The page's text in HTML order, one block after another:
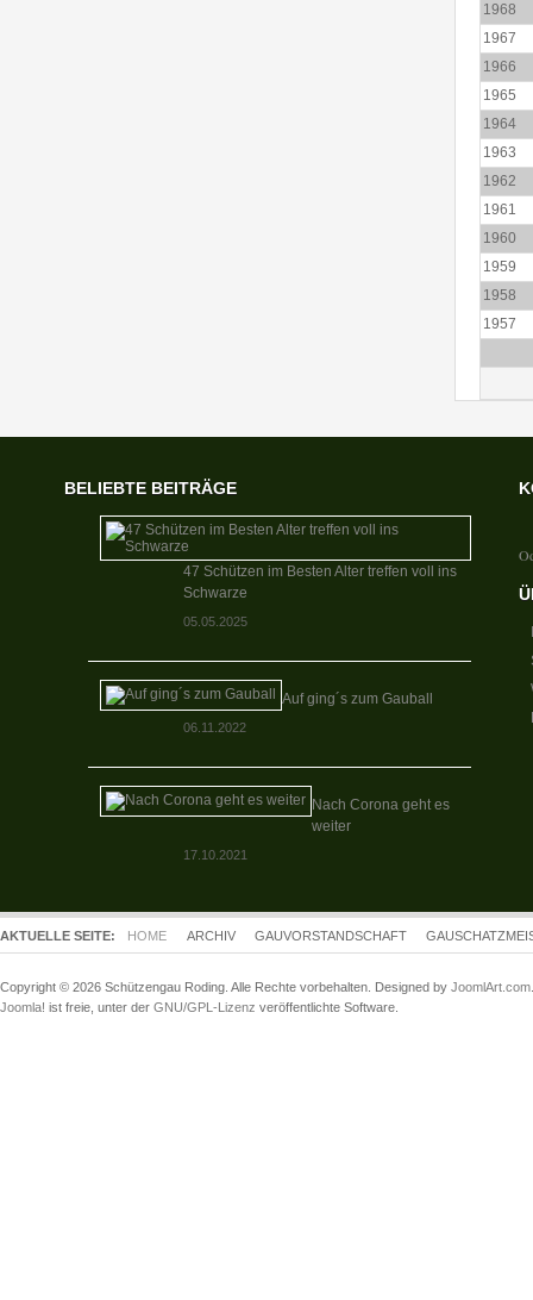
1968
1967
1966
1965
1964
1963
1962
1961
1960
1959
1958
1957
BELIEBTE BEITRÄGE
47 Schützen im Besten Alter treffen voll ins
Schwarze
05.05.2025
Auf ging´s zum Gauball
06.11.2022
Nach Corona geht es
weiter
17.10.2021
AKTUELLE SEITE: HOME ARCHIV GAUVORSTANDSCHAFT
Copyright © 2026 Schützengau Roding. Alle Rechte vorbehalten. Designed by JoomlArt.com
Joomla! ist freie, unter der GNU/GPL-Lizenz veröffentlichte Software.